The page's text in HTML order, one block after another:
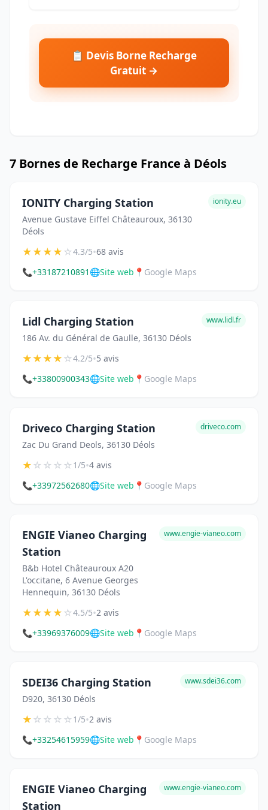
📋 Devis Borne Recharge
Gratuit →
7 Bornes de Recharge France à Déols
IONITY Charging Station
Avenue Gustave Eiffel Châteauroux, 36130
Déols
ionity.eu
★★★★☆4.3/5•68 avis
📞+33187210891 🌐Site web 📍 Google Maps
Lidl Charging Station
186 Av. du Général de Gaulle, 36130 Déols
www.lidl.fr
★★★★☆4.2/5•5 avis
📞+33800900343🌐Site web 📍 Google Maps
Driveco Charging Station
Zac Du Grand Deols, 36130 Déols
driveco.com
★☆☆☆☆1/5•4 avis
📞+33972562680🌐Site web 📍 Google Maps
ENGIE Vianeo Charging
Station
B&b Hotel Châteauroux A20
L'occitane, 6 Avenue Georges
Hennequin, 36130 Déols
www.engie-vianeo.com
★★★★☆4.5/5•2 avis
📞+33969376009🌐Site web 📍 Google Maps
SDEI36 Charging Station
D920, 36130 Déols
www.sdei36.com
★☆☆☆☆1/5•2 avis
📞+33254615959🌐Site web 📍 Google Maps
ENGIE Vianeo Charging
Station
www.engie-vianeo.com